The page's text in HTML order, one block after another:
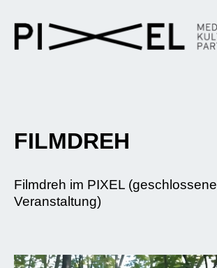
FILMDREH
Filmdreh im PIXEL (geschlossene
Veranstaltung)